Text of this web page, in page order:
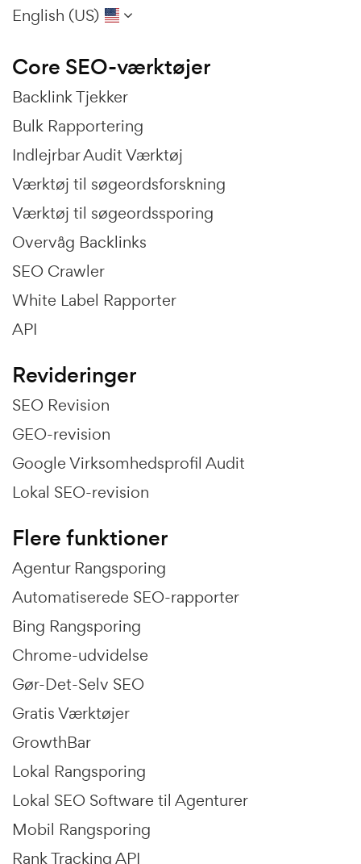
English (US)
Core SEO-værktøjer
Backlink Tjekker
Bulk Rapportering
Indlejrbar Audit Værktøj
Værktøj til søgeordsforskning
Værktøj til søgeordssporing
Overvåg Backlinks
SEO Crawler
White Label Rapporter
API
Revideringer
SEO Revision
GEO-revision
Google Virksomhedsprofil Audit
Lokal SEO-revision
Flere funktioner
Agentur Rangsporing
Automatiserede SEO-rapporter
Bing Rangsporing
Chrome-udvidelse
Gør-Det-Selv SEO
Gratis Værktøjer
GrowthBar
Lokal Rangsporing
Lokal SEO Software til Agenturer
Mobil Rangsporing
Rank Tracking API